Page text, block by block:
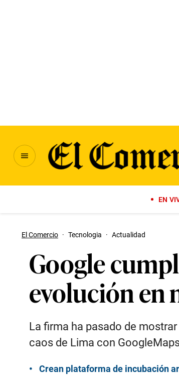
EN
El Comercio · Tecnologia · Actualidad
Google
evolución en
La firma ha pasado de
caos de Lima con
Crean plataforma de incubación